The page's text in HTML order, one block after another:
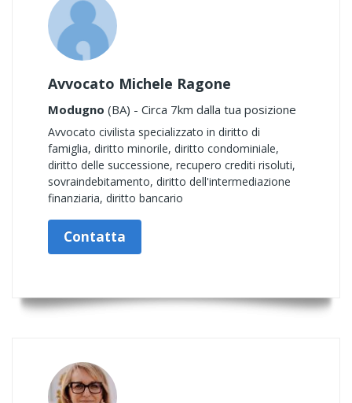
Avvocato Michele Ragone
Modugno (BA) - Circa 7km dalla tua posizione
Avvocato civilista specializzato in diritto di
famiglia, diritto minorile, diritto condominiale,
diritto delle successione, recupero crediti risoluti,
sovraindebitamento, diritto dell'intermediazione
finanziaria, diritto bancario
Contatta